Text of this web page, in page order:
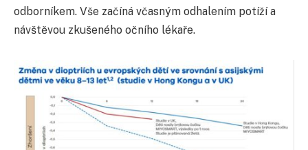
odborníkem. Vše začíná včasným odhalením potíží a
návštěvou zkušeného očního lékaře.